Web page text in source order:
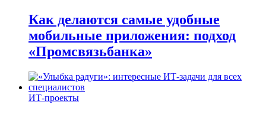
Как делаются самые удобные
мобильные приложения: подход
«Промсвязьбанка»
ИТ-проекты